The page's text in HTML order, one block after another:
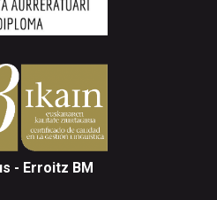
- Erroitz BM